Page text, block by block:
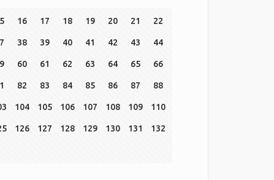
16 17 18 19 20 21 22
38 39 40 41 42 43 44
60 61 62 63 64 65 66
82 83 84 85 86 87 88
104 105 106 107 108 109 110
126 127 128 129 130 131 132